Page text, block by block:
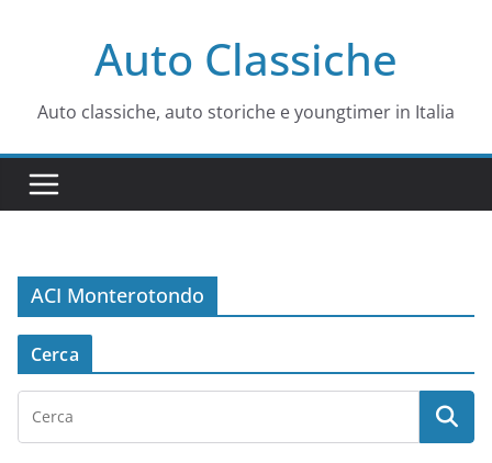
Auto Classiche
Auto classiche, auto storiche e youngtimer in Italia
ACI Monterotondo
Cerca